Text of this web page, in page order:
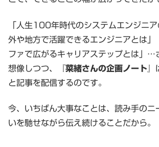
「人生100年時代のシステムエンジニ
外や地方で活躍できるエンジニアとは」
ファで広がるキャリアステップとは」…
想像しつつ、
『菜緒さんの企画ノート』
と記事を配信するのです。
今、いちばん大事なことは、読み手のニ
いを馳せながら伝え続けることだから。